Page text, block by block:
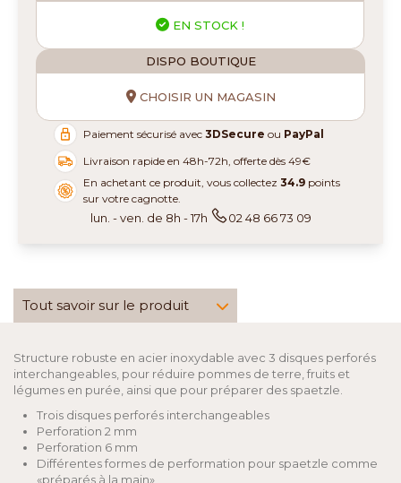
EN STOCK !
DISPO BOUTIQUE
CHOISIR UN MAGASIN
Paiement sécurisé avec3DSecure ou PayPal
Livraison rapide en 48h-72h, offerte dès 49€
En achetant ce produit, vous collectez34.9 points
sur votre cagnotte.
lun. - ven. de 8h - 17h 02 48 66 73 09
Tout savoir sur le produit
Structure robuste en acier inoxydable avec 3 disques perforés
interchangeables, pour réduire pommes de terre, fruits et
légumes en purée, ainsi que pour préparer des spaetzle.
Trois disques perforés interchangeables
Perforation 2 mm
Perforation 6 mm
Différentes formes de performation pour spaetzle comme
«préparés à la main»